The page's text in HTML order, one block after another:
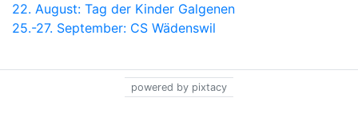
22. August: Tag der Kinder Galgenen
25.-27. September: CS Wädenswil
powered by pixtacy